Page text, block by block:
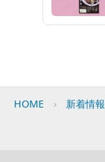
HOME 新着情報